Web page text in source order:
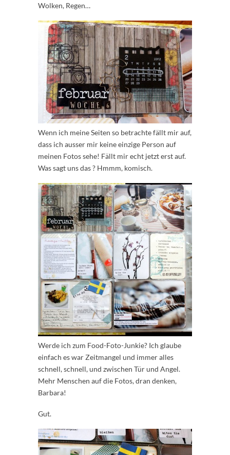
Wolken, Regen…
Wenn ich meine Seiten so betrachte fällt mir auf,
dass ich ausser mir keine einzige Person auf
meinen Fotos sehe! Fällt mir echt jetzt erst auf.
Was sagt uns das ? Hmmm, komisch.
Werde ich zum Food-Foto-Junkie? Ich glaube
einfach es war Zeitmangel und immer alles
schnell, schnell, und zwischen Tür und Angel.
Mehr Menschen auf die Fotos, dran denken,
Barbara!
Gut.